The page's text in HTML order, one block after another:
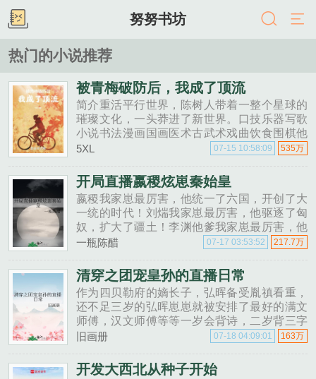
努努书坊
热门的小说推荐
被青梅破防后，我成了顶流
简介重活平行世界，陈树人带着一整个星球的
璀璨文化，一头莽进了新世界。口技乐器写歌
小说书法漫画国画医术古武术戏曲饮食围棋他
只会亿点！......
5XL 535万
07-15 10:58:09
开局直播嬴稷炫崽秦始皇
嬴稷我家崽最厉害，他统一了六国，开创了大
一统的时代！刘煓我家崽最厉害，他驱逐了匈
奴，扩大了疆土！李渊他爹我家崽最厉害，他
令万邦来朝，称天可汗！武士彟我家崽最厉
一瓶陈醋 217.7万
07-17 03:53:52
清穿之团宠皇孙的直播日常
作为四贝勒府的嫡长子，弘晖备受胤禛看重，
还不足三岁的弘晖崽崽就被安排了最好的满文
师傅，汉文师傅等等一岁会背诗，二岁背三字
经，三岁…三岁的小弘晖看着眼前突然出现的
啊！！！......
旧画册 163万
07-18 04:09:01
开发大西北从种子开始